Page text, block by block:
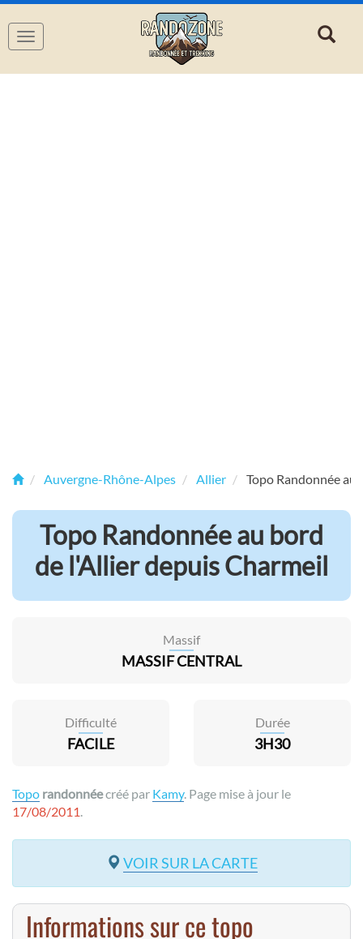
Navigation
Auvergne-Rhône-Alpes Allier Topo Randonnée
Topo Randonnée au bord
de l'Allier depuis Charmeil
Massif
MASSIF CENTRAL
Difficulté
FACILE
Durée
3H30
Topo randonnéecréé par Kamy. Page mise à jour le
17/08/2011.
VOIR SUR LA CARTE
Informations sur ce topo